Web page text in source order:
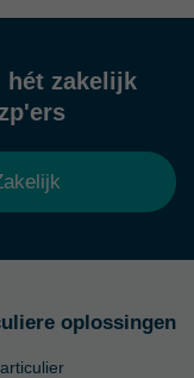
hét zakelijk
oplossingen